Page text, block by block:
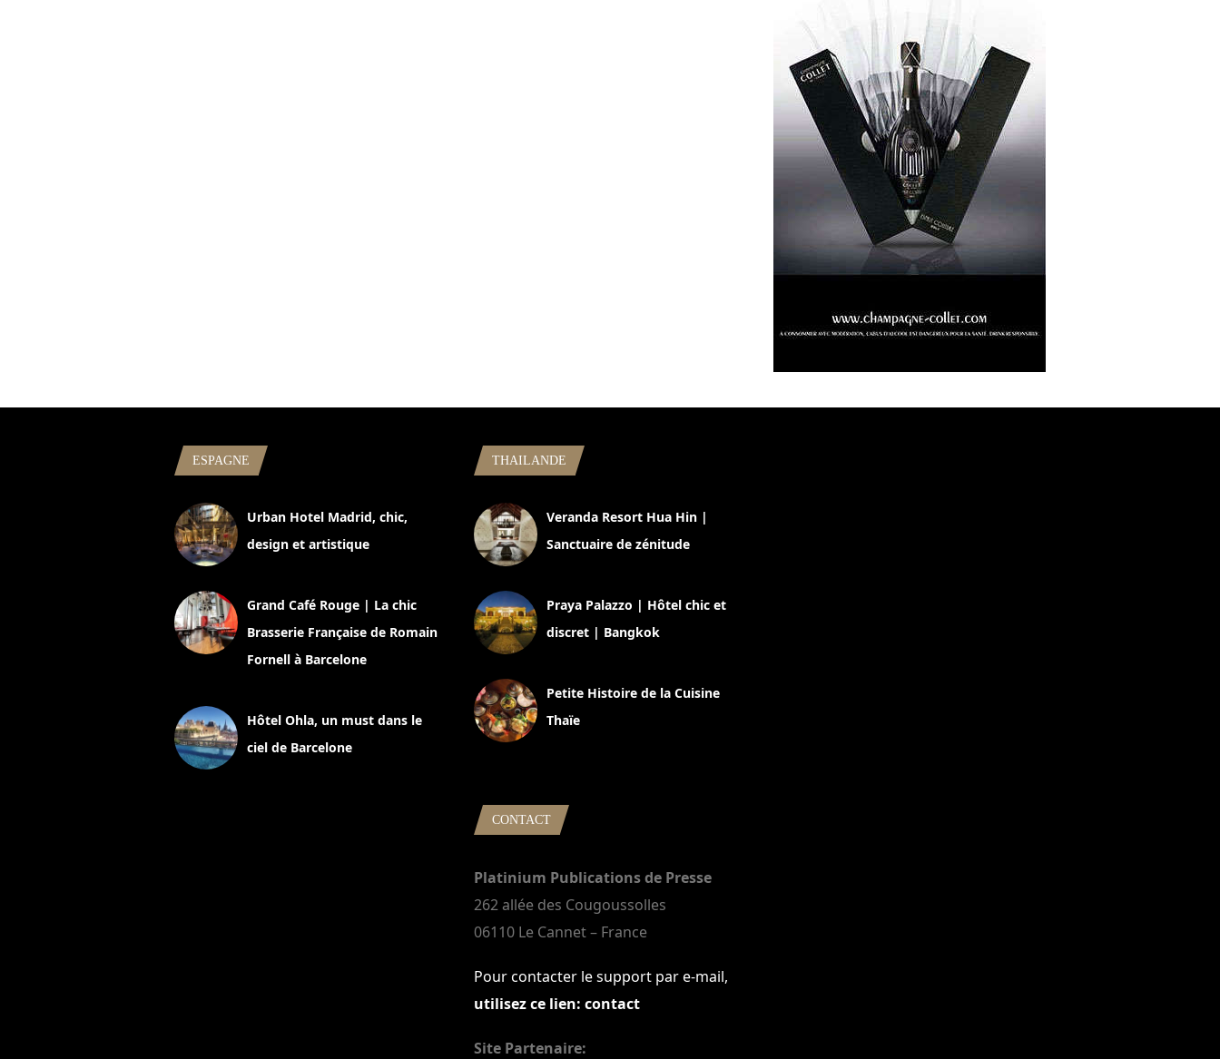
ESPAGNE
Urban Hotel Madrid, chic,
design et artistique
Grand Café Rouge | La chic
Brasserie Française de Romain
Fornell à Barcelone
Hôtel Ohla, un must dans le
ciel de Barcelone
THAILANDE
Veranda Resort Hua Hin |
Sanctuaire de zénitude
Praya Palazzo | Hôtel chic et
discret | Bangkok
Petite Histoire de la Cuisine
Thaïe
CONTACT
Platinium Publications de Presse
262 allée des Cougoussolles
06110 Le Cannet – France
Pour contacter le support par e-mail,
utilisez ce lien: contact
Site Partenaire: